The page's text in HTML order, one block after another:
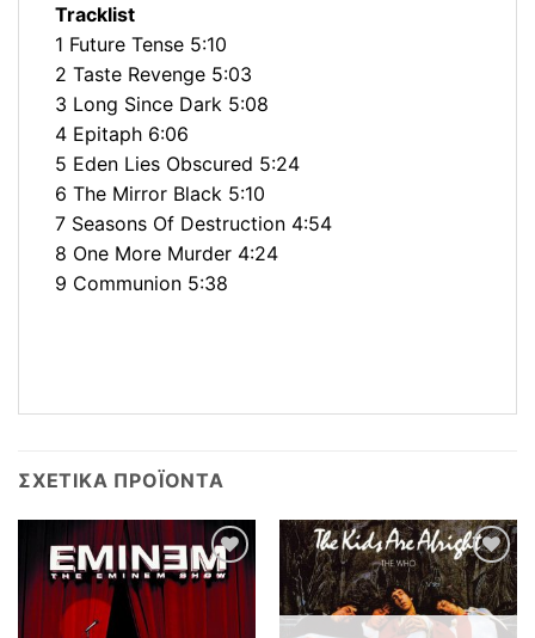
Tracklist
1 Future Tense 5:10
2 Taste Revenge 5:03
3 Long Since Dark 5:08
4 Epitaph 6:06
5 Eden Lies Obscured 5:24
6 The Mirror Black 5:10
7 Seasons Of Destruction 4:54
8 One More Murder 4:24
9 Communion 5:38
ΣΧΕΤΙΚΆ ΠΡΟΪΌΝΤΑ
Προσθήκη
στη λίστα
Προσθήκη
στη λίστα
επιθυμιών